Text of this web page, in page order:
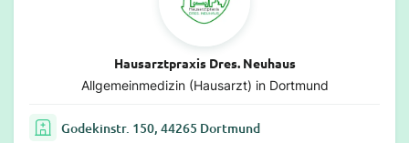
Hausarztpraxis Dres. Neuhaus
Allgemeinmedizin (Hausarzt) in Dortmund
Godekinstr. 150, 44265 Dortmund